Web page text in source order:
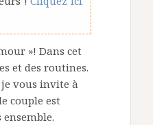
»! Dans cet
et des routines.
vous invite à
couple est